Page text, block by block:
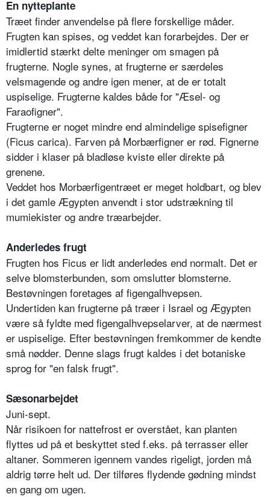
En nytteplante
Træet finder anvendelse på flere forskellige måder.
Frugten kan spises, og veddet kan forarbejdes. Der er
imidlertid stærkt delte meninger om smagen på
frugterne. Nogle synes, at frugterne er særdeles
velsmagende og andre igen mener, at de er totalt
uspiselige. Frugterne kaldes både for "Æsel- og
Faraofigner".
Frugterne er noget mindre end almindelige spisefigner
(Ficus carica). Farven på Morbærfigner er rød. Fignerne
sidder i klaser på bladløse kviste eller direkte på
grenene.
Veddet hos Morbærfigentræet er meget holdbart, og blev
i det gamle Ægypten anvendt i stor udstrækning til
mumiekister og andre træarbejder.
Anderledes frugt
Frugten hos Ficus er lidt anderledes end normalt. Det er
selve blomsterbunden, som omslutter blomsterne.
Bestøvningen foretages af figengalhvepsen.
Undertiden kan frugterne på træer i Israel og Ægypten
være så fyldte med figengalhvepselarver, at de nærmest
er uspiselige. Efter bestøvningen fremkommer de kendte
små nødder. Denne slags frugt kaldes i det botaniske
sprog for "en falsk frugt".
Sæsonarbejdet
Juni-sept.
Når risikoen for nattefrost er overstået, kan planten
flyttes ud på et beskyttet sted f.eks. på terrasser eller
altaner. Sommeren igennem vandes rigeligt, jorden må
aldrig tørre helt ud. Der tilføres flydende gødning mindst
en gang om ugen.